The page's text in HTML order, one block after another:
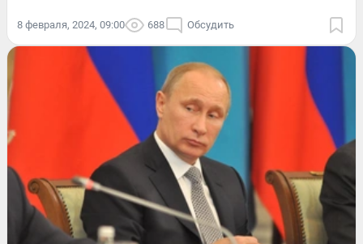
8 февраля, 2024, 09:00 688 Обсудить